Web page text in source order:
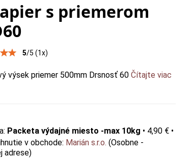
s priemerom
5/5 (1x)
výsek priemer 500mm Drsnosť 60Čítajte viac
Packeta výdajné miesto -max 10kg • 4,90 € •
Marián s.r.o. (Osobne -
adrese)